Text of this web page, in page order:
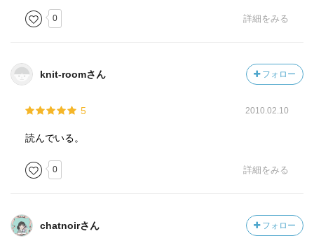
0 詳細をみる
knit-roomさん フォロー
5 2010.02.10
読んでいる。
0 詳細をみる
chatnoirさん フォロー